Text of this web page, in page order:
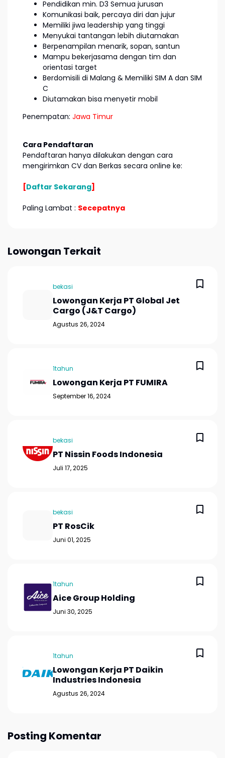
Pendidikan min. D3 Semua jurusan
Komunikasi baik, percaya diri dan jujur
Memiliki jiwa leadership yang tinggi
Menyukai tantangan lebih diutamakan
Berpenampilan menarik, sopan, santun
Mampu bekerjasama dengan tim dan
orientasi target
Berdomisili di Malang & Memiliki SIM A dan SIM
C
Diutamakan bisa menyetir mobil
Penempatan: Jawa Timur
Cara Pendaftaran
Pendaftaran hanya dilakukan dengan cara
mengirimkan CV dan Berkas secara online ke:
[Daftar Sekarang]
Paling Lambat : Secepatnya
Lowongan Terkait
bekasi
Lowongan Kerja PT Global Jet
Cargo (J&T Cargo)
Agustus 26, 2024
1tahun
Lowongan Kerja PT FUMIRA
September 16, 2024
bekasi
PT Nissin Foods Indonesia
Juli 17, 2025
bekasi
PT RosCik
Juni 01, 2025
1tahun
Aice Group Holding
Juni 30, 2025
1tahun
Lowongan Kerja PT Daikin
Industries Indonesia
Agustus 26, 2024
Posting Komentar